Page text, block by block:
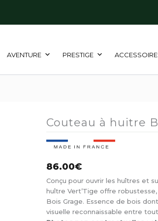
AVENTURE PRESTIGE
Couteau à huitre
86.00€
Conçu pour ouvrir les huîtres et
huître Vert’Tige offre
Bois Grage. Essence de bois
visuelle reconnaissable entre